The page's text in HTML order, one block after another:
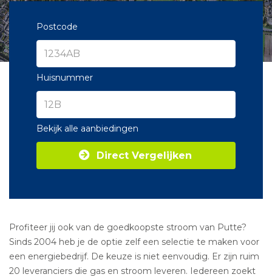
Postcode
Huisnummer
Bekijk alle aanbiedingen
Direct Vergelijken
Profiteer jij ook van de goedkoopste stroom van Putte?
Sinds 2004 heb je de optie zelf een selectie te maken voor
een energiebedrijf. De keuze is niet eenvoudig. Er zijn ruim
20 leveranciers die gas en stroom leveren. Iedereen zoekt